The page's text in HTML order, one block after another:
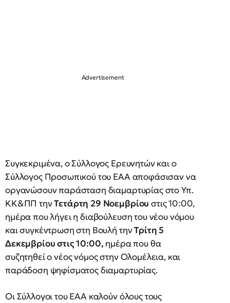
Συγκεκριμένα, ο Σύλλογος Ερευνητών και ο
Σύλλογος Προσωπικού του ΕΑΑ αποφάσισαν να
οργανώσουν παράσταση διαμαρτυρίας στο Υπ.
ΚΚ&ΠΠ τηνΤετάρτη 29 Νοεμβρίουστις 10:00,
ημέρα που λήγει η διαβούλευση του νέου νόμου
και συγκέντρωση στη Βουλή τηνΤρίτη 5
Δεκεμβρίου στις 10:00, ημέρα που θα
συζητηθεί ο νέος νόμος στην Ολομέλεια, και
παράδοση ψηφίσματος διαμαρτυρίας.
Οι Σύλλογοι του ΕΑΑ καλούν όλους τους